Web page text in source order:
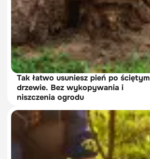
Tak łatwo usuniesz pień po ściętym
drzewie. Bez wykopywania i
niszczenia ogrodu